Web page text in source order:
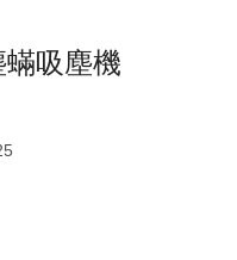
吸塵機